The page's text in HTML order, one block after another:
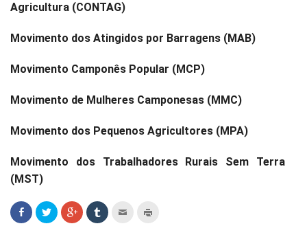
Agricultura (CONTAG)
Movimento dos Atingidos por Barragens (MAB)
Movimento Camponês Popular (MCP)
Movimento de Mulheres Camponesas (MMC)
Movimento dos Pequenos Agricultores (MPA)
Movimento dos Trabalhadores Rurais Sem Terra
(MST)